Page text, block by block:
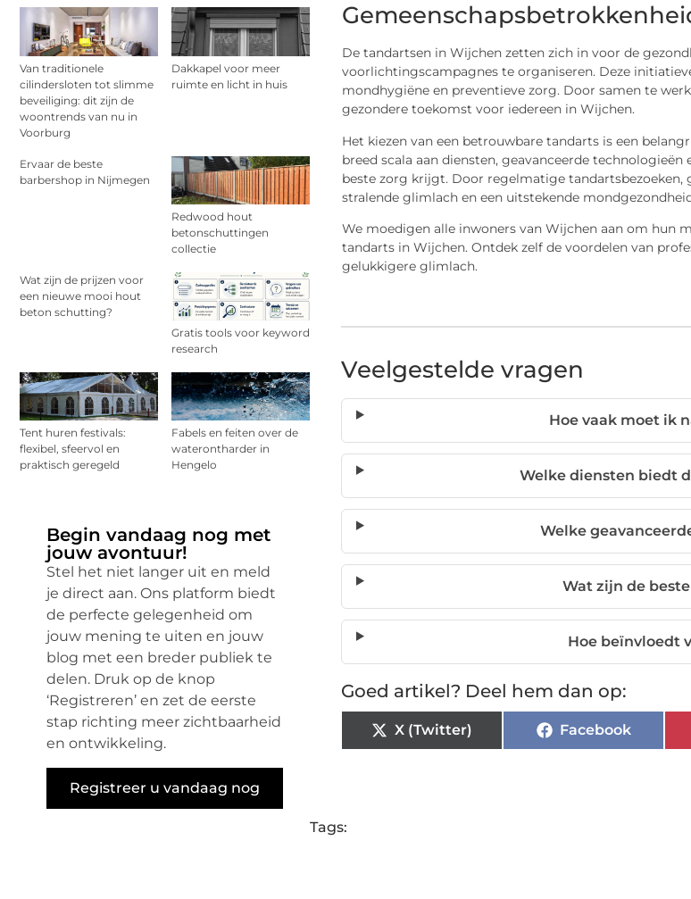
Van traditionele
cilindersloten tot slimme
beveiliging: dit zijn de
woontrends van nu in
Voorburg
Dakkapel voor meer
ruimte en licht in huis
Ervaar de beste
barbershop in Nijmegen
Redwood hout
betonschuttingen
collectie
Wat zijn de prijzen voor
een nieuwe mooi hout
beton schutting?
Gratis tools voor keyword
research
Tent huren festivals:
flexibel, sfeervol en
praktisch geregeld
Fabels en feiten over de
waterontharder in
Hengelo
Begin vandaag nog met
jouw avontuur!
Stel het niet langer uit en meld
je direct aan. Ons platform biedt
de perfecte gelegenheid om
jouw mening te uiten en jouw
blog met een breder publiek te
delen. Druk op de knop
‘Registreren’ en zet de eerste
stap richting meer zichtbaarheid
en ontwikkeling.
Registreer u vandaag nog
De tandartsen in Wijchen zetten zich in voor de
voorlichtingscampagnes te organiseren. Deze
mondhygiëne en preventieve zorg. Door samen te
gezondere toekomst voor iedereen in Wijchen.
Het kiezen van een betrouwbare tandarts is een
breed scala aan diensten, geavanceerde
beste zorg krijgt. Door regelmatige tandartsbezoeken,
stralende glimlach en een uitstekende
We moedigen alle inwoners van Wijchen aan om hun
tandarts in Wijchen. Ontdek zelf de voordelen van
gelukkigere glimlach.
Veelgestelde vragen
Hoe vaak moet ik
Welke diensten biedt
Welke
Wat zijn de
Hoe beïnvloedt
Goed artikel? Deel hem dan op:
X (Twitter) Facebook
Tags: